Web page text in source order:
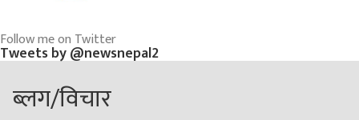
Follow me on Twitter
Tweets by @newsnepal2
ब्लग/विचार